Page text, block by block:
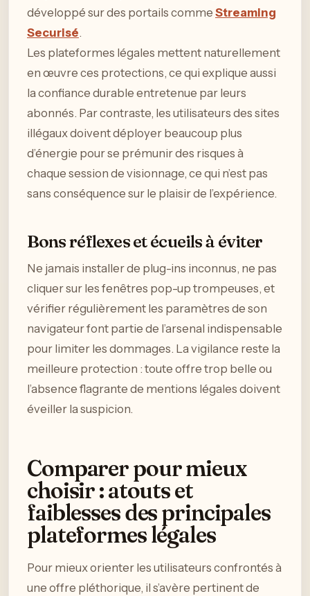
développé sur des portails comme Streaming
Securisé.
Les plateformes légales mettent naturellement
en œuvre ces protections, ce qui explique aussi
la confiance durable entretenue par leurs
abonnés. Par contraste, les utilisateurs des sites
illégaux doivent déployer beaucoup plus
d’énergie pour se prémunir des risques à
chaque session de visionnage, ce qui n’est pas
sans conséquence sur le plaisir de l’expérience.
Bons réflexes et écueils à éviter
Ne jamais installer de plug-ins inconnus, ne pas
cliquer sur les fenêtres pop-up trompeuses, et
vérifier régulièrement les paramètres de son
navigateur font partie de l’arsenal indispensable
pour limiter les dommages. La vigilance reste la
meilleure protection : toute offre trop belle ou
l’absence flagrante de mentions légales doivent
éveiller la suspicion.
Comparer pour mieux
choisir : atouts et
faiblesses des principales
plateformes légales
Pour mieux orienter les utilisateurs confrontés à
une offre pléthorique, il s’avère pertinent de